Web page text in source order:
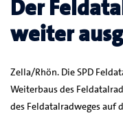
Der
weiter
Zella/Rhön. Die SPD
Weiterbaus des
des Feldatalradweges auf